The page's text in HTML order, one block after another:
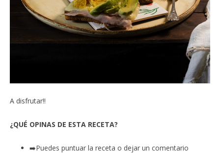
A disfrutar!!
¿QUÉ OPINAS DE ESTA RECETA?
➡️Puedes puntuar la receta o dejar un comentario